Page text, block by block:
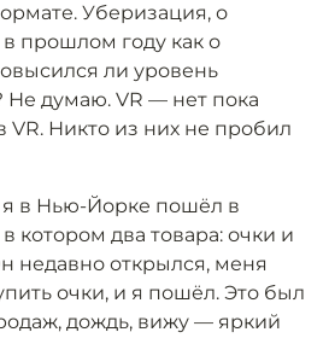
Уберизация, о
прошлом году как о
ли уровень
Не думаю. VR — нет пока
VR. Никто из них не пробил
я в Нью-Йорке пошёл в
котором два товара: очки и
недавно открылся, меня
очки, и я пошёл. Это был
дождь, вижу — яркий